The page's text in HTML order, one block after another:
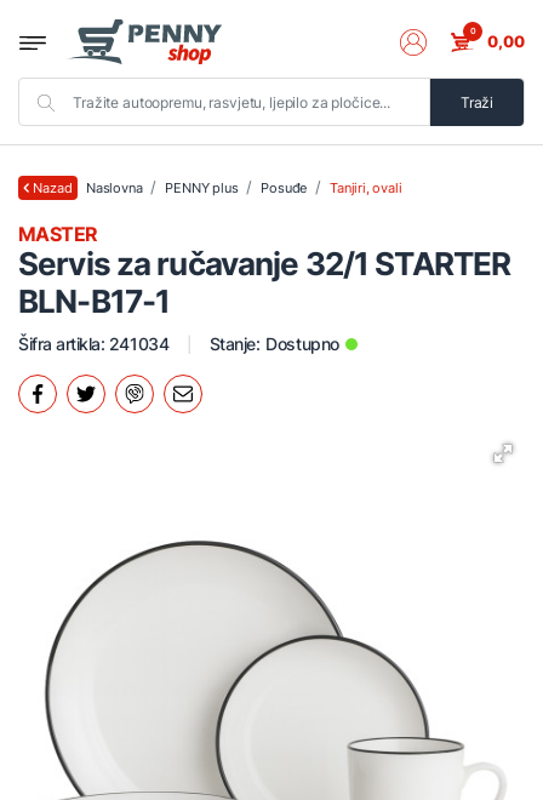
Traži
0 0,00
Nazad Naslovna PENNY plus Posuđe Tanjiri, ovali
Servis za ručavanje 32/1 STARTER
BLN-B17-1
MASTER
Šifra artikla: 241034 Stanje: Dostupno